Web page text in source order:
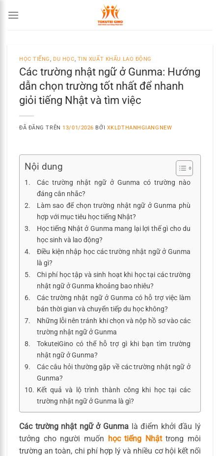
đến
HỌC TIẾNG, DU HỌC, TIN XUẤT KHẨU LAO ĐỘNG
Các trường nhật ngữ ở Gunma: Hướng
dẫn chọn trường tốt nhất để nhanh
giỏi tiếng Nhật và tìm việc
ĐÃ ĐĂNG TRÊN 13/01/2026 BỞI XKLDTHANHGIANGNEW
Nội dung
Các trường nhật ngữ ở Gunma có trường nào
đáng cân nhắc?
Làm sao để chọn trường nhật ngữ ở Gunma phù
hợp với mục tiêu học tiếng Nhật?
Học tiếng Nhật ở Gunma mang lại lợi thế gì cho du
học sinh và lao động?
Điều kiện nhập học các trường nhật ngữ ở Gunma
là gì?
Chi phí học tập và sinh hoạt khi học tại các trường
nhật ngữ ở Gunma khoảng bao nhiêu?
Các trường nhật ngữ ở Gunma có hỗ trợ việc làm
bán thời gian và chuyển tiếp du học không?
Những lỗi nên tránh khi chọn và nộp hồ sơ vào các
trường nhật ngữ ở Gunma
TokuteiGino có thể hỗ trợ gì khi bạn tìm trường
nhật ngữ ở Gunma?
Các câu hỏi thường gặp về các trường nhật ngữ ở
Gunma?
Kết quả và lộ trình thành công khi học tại các
trường nhật ngữ ở Gunma là gì?
Các trường nhật ngữ ở Gunma là điểm khởi đầu lý
tưởng cho người muốn học tiếng Nhậttrong môi
trường an toàn, chi phí hợp lý và nhiều cơ hội kết nối